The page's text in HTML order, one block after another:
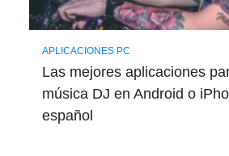
APLICACIONES PC
Las mejores aplicaciones
música DJ en Android o
español